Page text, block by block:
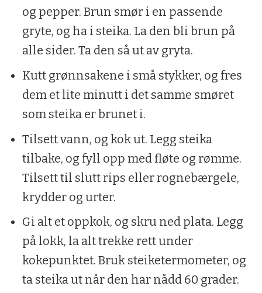
og pepper. Brun smør i en passende
gryte, og ha i steika. La den bli brun på
alle sider. Ta den så ut av gryta.
Kutt grønnsakene i små stykker, og fres
dem et lite minutt i det samme smøret
som steika er brunet i.
Tilsett vann, og kok ut. Legg steika
tilbake, og fyll opp med fløte og rømme.
Tilsett til slutt rips eller rognebærgele,
krydder og urter.
Gi alt et oppkok, og skru ned plata. Legg
på lokk, la alt trekke rett under
kokepunktet. Bruk steiketermometer, og
ta steika ut når den har nådd 60 grader.